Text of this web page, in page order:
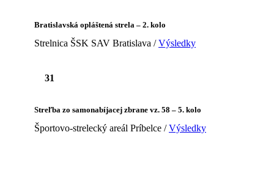
Bratislavská opláštená strela – 2. kolo
Strelnica ŠSK SAV Bratislava /Výsledky
31
Streľba zo samonabíjacej zbrane vz. 58 – 5. kolo
Športovo-strelecký areál Príbelce /Výsledky